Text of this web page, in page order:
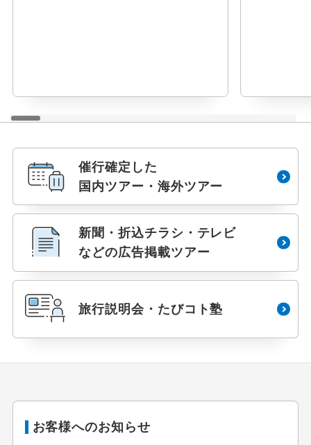
催行確定した
国内ツアー・海外ツアー
新聞・折込チラシ・テレビ
などの広告掲載ツアー
旅行説明会・たびコト塾
お客様へのお知らせ